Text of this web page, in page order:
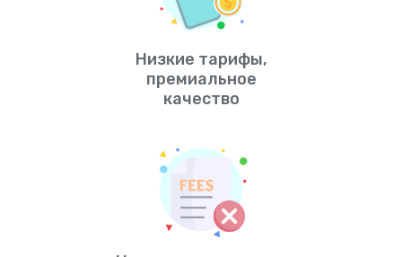
Низкие тарифы,
премиальное
качество